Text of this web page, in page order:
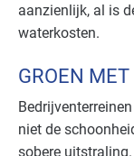
aanzienlijk, al is
waterkosten.
GROEN
niet de
sobere